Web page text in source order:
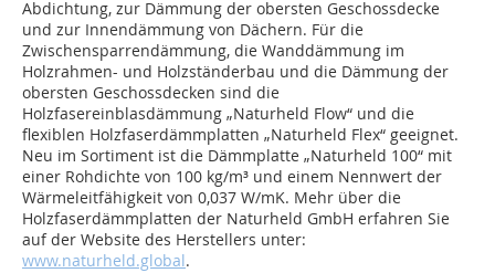
Abdichtung, zur Dämmung der obersten Geschossdecke
und zur Innendämmung von Dächern. Für die
Zwischensparrendämmung, die Wanddämmung im
Holzrahmen- und Holzständerbau und die Dämmung der
obersten Geschossdecken sind die
Holzfasereinblasdämmung „Naturheld Flow“ und die
flexiblen Holzfaserdämmplatten „Naturheld Flex“ geeignet.
Neu im Sortiment ist die Dämmplatte „Naturheld 100“ mit
einer Rohdichte von 100 kg/m³ und einem Nennwert der
Wärmeleitfähigkeit von 0,037 W/mK. Mehr über die
Holzfaserdämmplatten der Naturheld GmbH erfahren Sie
auf der Website des Herstellers unter:
www.naturheld.global.